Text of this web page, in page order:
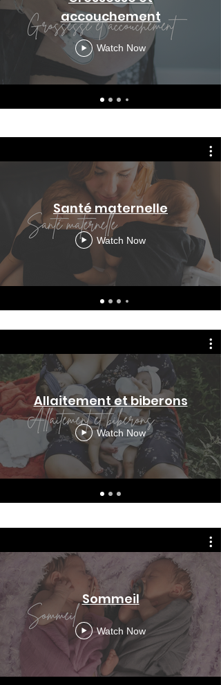
accouchement
Watch Now
Santé maternelle
Watch Now
Allaitement et biberons
Watch Now
Sommeil
Watch Now